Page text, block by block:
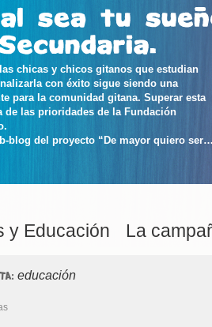
chicas y chicos gitanos que estudian
con éxito sigue siendo una
para la comunidad gitana. Superar esta
de las prioridades de la Fundación
blog del proyecto “De mayor quiero
y Educación La
educación